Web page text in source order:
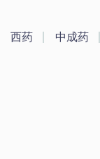
西药 中成药